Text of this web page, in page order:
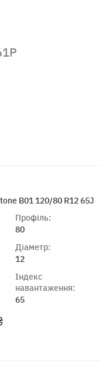
B01 120/80 R12 65J
Профіль:
80
Діаметр:
12
Індекс
навантаження:
65